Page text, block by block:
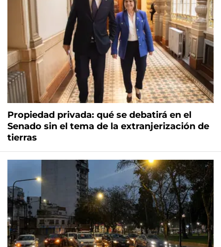
Propiedad privada: qué se debatirá en el
Senado sin el tema de la extranjerización de
tierras